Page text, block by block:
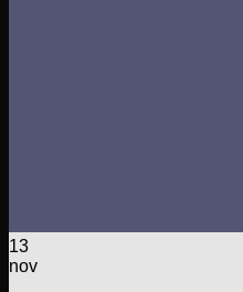
13
nov